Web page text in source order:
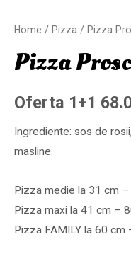
Home / Pizza / Pizza
Pizza
Oferta 1+1
Ingrediente: sos de
masline.
Pizza medie la 31 cm
Pizza maxi la 41 cm –
Pizza FAMILY la 60